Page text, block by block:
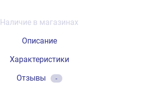
Наличие в магазинах
Описание
Характеристики
Отзывы
-